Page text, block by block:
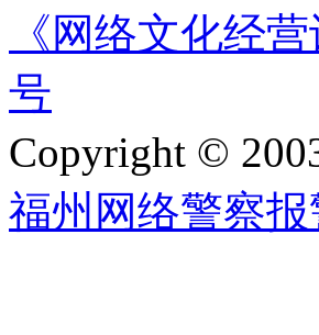
《网络文化经
号
Copyright ©
福州网络警察报